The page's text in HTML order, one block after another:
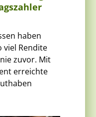
haben
viel Rendite
zuvor. Mit
erreichte